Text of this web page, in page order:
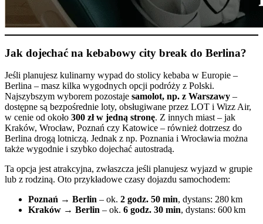
Jak dojechać na kebabowy city break do Berlina?
Jeśli planujesz kulinarny wypad do stolicy kebaba w Europie –
Berlina – masz kilka wygodnych opcji podróży z Polski.
Najszybszym wyborem pozostaje samolot, np. z Warszawy –
dostępne są bezpośrednie loty, obsługiwane przez LOT i Wizz Air,
w cenie od około 300 zł w jedną stronę. Z innych miast – jak
Kraków, Wrocław, Poznań czy Katowice – również dotrzesz do
Berlina drogą lotniczą. Jednak z np. Poznania i Wrocławia można
także wygodnie i szybko dojechać autostradą.
Ta opcja jest atrakcyjna, zwłaszcza jeśli planujesz wyjazd w grupie
lub z rodziną. Oto przykładowe czasy dojazdu samochodem:
Poznań → Berlin – ok. 2 godz. 50 min, dystans: 280 km
Kraków → Berlin – ok. 6 godz. 30 min, dystans: 600 km